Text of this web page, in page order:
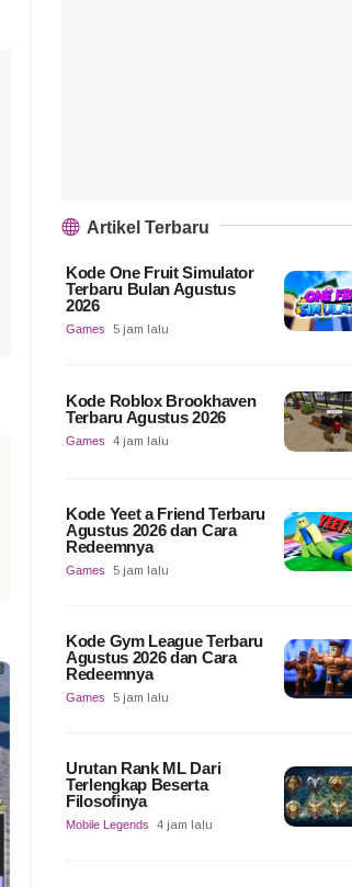
Artikel Terbaru
Kode One Fruit Simulator
Terbaru Bulan Agustus
2026
Games 5 jam lalu
Kode Roblox Brookhaven
Terbaru Agustus 2026
Games 4 jam lalu
Kode Yeet a Friend Terbaru
Agustus 2026 dan Cara
Redeemnya
Games 5 jam lalu
Kode Gym League Terbaru
Agustus 2026 dan Cara
Redeemnya
Games 5 jam lalu
Urutan Rank ML Dari
Terlengkap Beserta
Filosofinya
Mobile Legends 4 jam lalu